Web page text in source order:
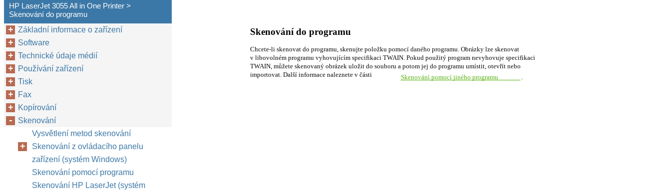
Skenování do programu
Chcete-li skenovat do programu, skenujte položku pomocí daného programu. Obrázky lze skenovat
v libovolném programu vyhovujícím specifikaci TWAIN. Pokud použitý program nevyhovuje specifikaci
TWAIN, můžete skenovaný obrázek uložit do souboru a potom jej do programu umístit, otevřít nebo
importovat. Další informace naleznete v části
Skenování pomocí jiného programu .
HP LaserJet 3055 All in One Printer >
Skenování do programu
Základní informace o zařízení
Software
Technické údaje médií
Používání zařízení
Tisk
Fax
Kopírování
Skenování
Vysvětlení metod skenování
Skenování z ovládacího panelu
zařízení (systém Windows)
Skenování pomocí programu
Skenování HP LaserJet (systém